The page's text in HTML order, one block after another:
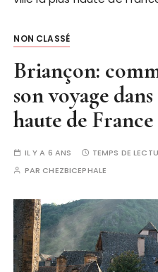
NON CLASSÉ
Briançon:
son voyage
haute de France
IL Y A 6 ANS TEMPS DE
PAR CHEZBICEPHALE